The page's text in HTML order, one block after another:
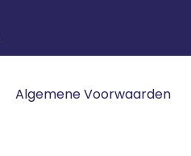
Algemene Voorwaarden